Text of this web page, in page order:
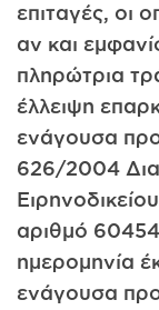
επιταγές, οι
αν και
πληρώτρια
έλλειψη
ενάγουσα
626/2004
αριθμό
ημερομηνία
ενάγουσα